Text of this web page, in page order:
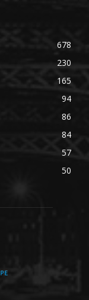
678
230
165
94
86
84
57
50